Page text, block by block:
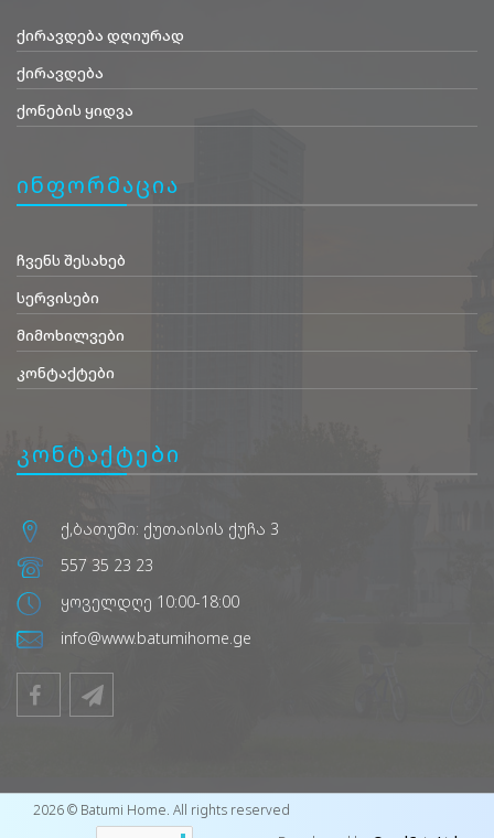
ქირავდება დღიურად
ქირავდება
ქონების ყიდვა
ინფორმაცია
ჩვენს შესახებ
სერვისები
მიმოხილვები
კონტაქტები
კონტაქტები
ქ,ბათუმი: ქუთაისის ქუჩა 3
557 35 23 23
ყოველდღე 10:00-18:00
info@www.batumihome.ge
2026 © Batumi Home. All rights reserved